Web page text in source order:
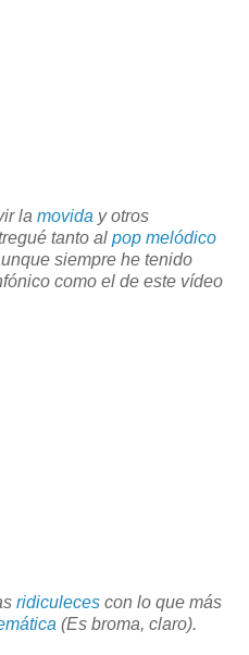
la movida y otros
tanto al pop melódico
siempre he tenido
como el de este vídeo
ridiculeces con lo que más
(Es broma, claro).